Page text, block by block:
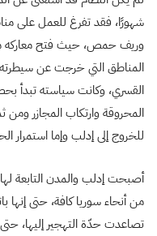
شهورًا، فقد تفرغ للعمل على
وريف حمص، حيث فتح معاركه مع
المناطق التي خرجت عن سيطرته،
القسري، وكانت سياسته تبدأ
المحروقة وارتكاب المجازر
للخروج إلى إدلب وإما استمرار
أصبحت إدلب والمدن التابعة